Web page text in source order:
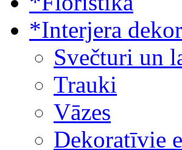
*Interjera
Svečturi un
Trauki
Vāzes
Dekoratīvie